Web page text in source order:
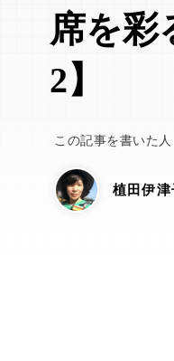
席を彩
2】
この記事を書いた人
植田伊津